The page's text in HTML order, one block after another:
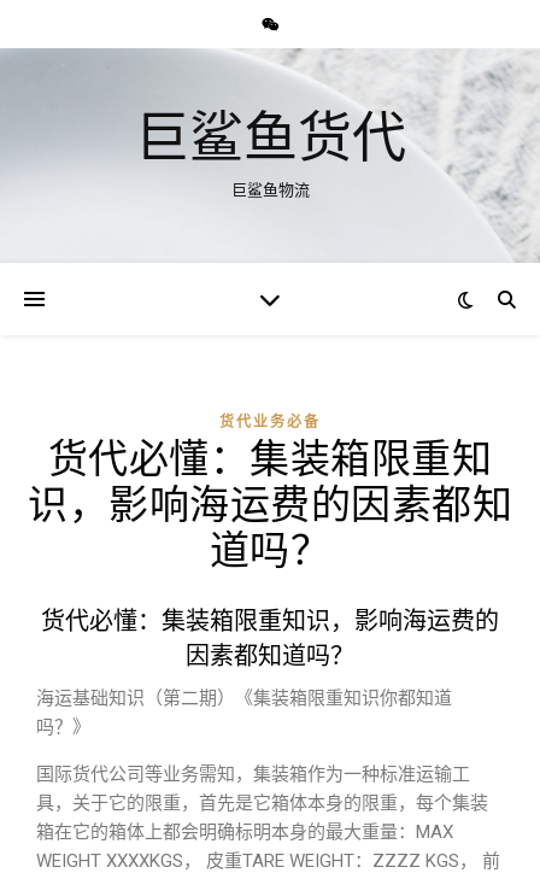
巨鲨鱼货代
巨鲨鱼物流
货代业务必备
货代必懂：集装箱限重知
识，影响海运费的因素都知
道吗？
货代必懂：集装箱限重知识，影响海运费的
因素都知道吗？
海运基础知识（第二期）《集装箱限重知识你都知道
吗？》
国际货代公司等业务需知，集装箱作为一种标准运输工
具，关于它的限重，首先是它箱体本身的限重，每个集装
箱在它的箱体上都会明确标明本身的最大重量：MAX
WEIGHT XXXXKGS， 皮重TARE WEIGHT：ZZZZ KGS， 前